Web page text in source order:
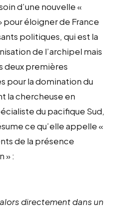
d’une nouvelle «
éloigner de France
politiques, qui est la
de l’archipel mais
deux premières
pour la domination du
la chercheuse en
du pacifique Sud,
ce qu’elle appelle «
de la présence
» :
directement dans un